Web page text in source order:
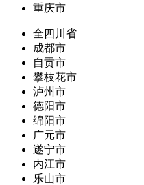
重庆市
全四川省
成都市
自贡市
攀枝花市
泸州市
德阳市
绵阳市
广元市
遂宁市
内江市
乐山市